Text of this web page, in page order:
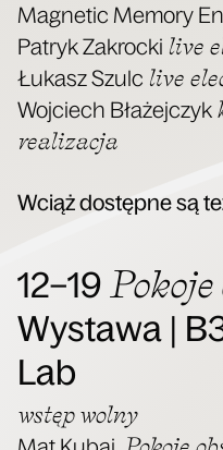
Magne­tic Memo­ry
Patryk Zakroc­ki live
Łukasz Szulc live
Woj­ciech Bła­żej­czyk
realizacja
Wciąż dostęp­ne są
12–19
Wystawa |
Lab
wstęp wol­ny